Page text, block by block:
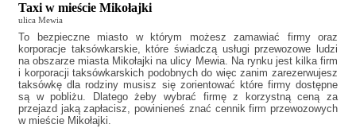
Taxi w mieście Mikołajki
ulica Mewia
To bezpieczne miasto w którym możesz zamawiać firmy oraz
korporacje taksówkarskie, które świadczą usługi przewozowe ludzi
na obszarze miasta Mikołajki na ulicy Mewia. Na rynku jest kilka firm
i korporacji taksówkarskich podobnych do więc zanim zarezerwujesz
taksówkę dla rodziny musisz się zorientować które firmy dostępne
są w pobliżu. Dlatego żeby wybrać firmę z korzystną ceną za
przejazd jaką zapłacisz, powinieneś znać cennik firm przewozowych
w mieście Mikołajki.